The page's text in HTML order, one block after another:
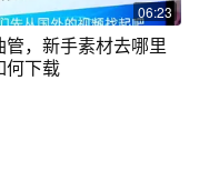
06:23
管，新手素材去哪里
何下载